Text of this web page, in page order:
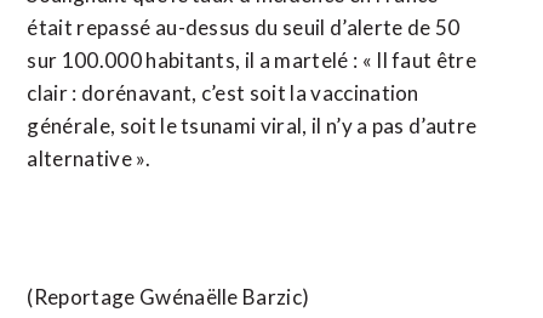
était repassé au-dessus du seuil d’alerte de 50
sur 100.000 habitants, il a martelé : « Il faut être
clair : dorénavant, c’est soit la vaccination
générale, soit le tsunami viral, il n’y a pas d’autre
alternative ».
(Reportage Gwénaëlle Barzic)